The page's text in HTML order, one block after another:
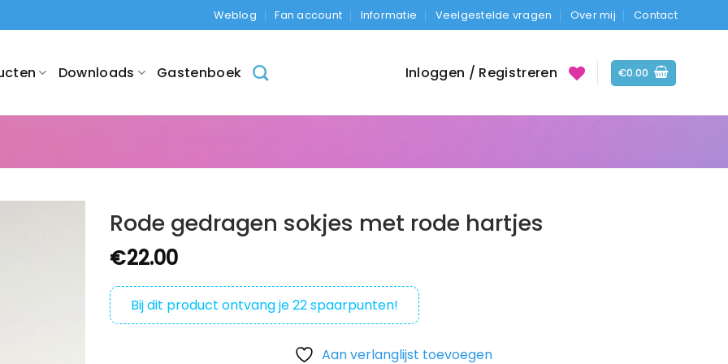
Weblog Fan account Informatie Veelgestelde vragen Over mij Contact
Downloads Gastenboek Inloggen / Registreren €0.00
Rode gedragen sokjes met rode hartjes
€22.00
Bij dit product ontvang je22spaarpunten!
Aan verlanglijst toevoegen